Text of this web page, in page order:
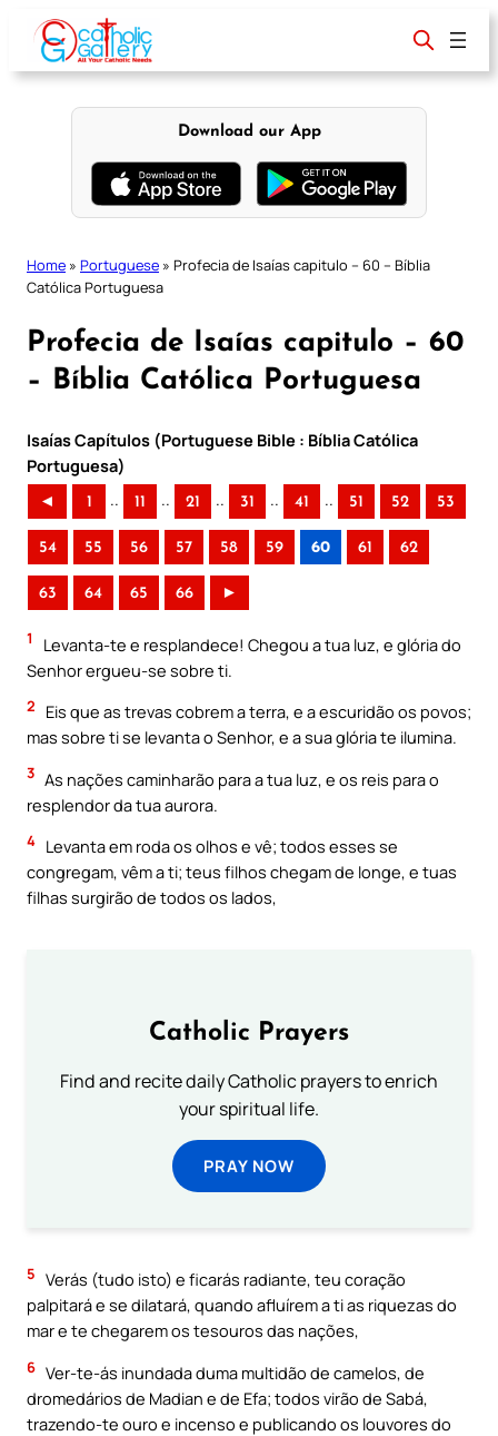
content
Download our App
Home » Portuguese » Profecia de Isaías capitulo – 60 – Bíblia
Católica Portuguesa
Profecia de Isaías capitulo – 60
– Bíblia Católica Portuguesa
Isaías Capítulos (Portuguese Bible : Bíblia Católica
Portuguesa)
◄ 1 .. 11 .. 21 .. 31 .. 41 .. 51 52 53
54 55 56 57 58 59 60 61 62
63 64 65 66 ►
1
Levanta-te e resplandece! Chegou a tua luz, e glória do
Senhor ergueu-se sobre ti.
2
Eis que as trevas cobrem a terra, e a escuridão os povos;
mas sobre ti se levanta o Senhor, e a sua glória te ilumina.
3 As nações caminharão para a tua luz, e os reis para o
resplendor da tua aurora.
4 Levanta em roda os olhos e vê; todos esses se
congregam, vêm a ti; teus filhos chegam de longe, e tuas
filhas surgirão de todos os lados,
Catholic Prayers
Find and recite daily Catholic prayers to enrich
your spiritual life.
PRAY NOW
5 Verás (tudo isto) e ficarás radiante, teu coração
palpitará e se dilatará, quando afluírem a ti as riquezas do
mar e te chegarem os tesouros das nações,
6 Ver-te-ás inundada duma multidão de camelos, de
dromedários de Madian e de Efa; todos virão de Sabá,
trazendo-te ouro e incenso e publicando os louvores do